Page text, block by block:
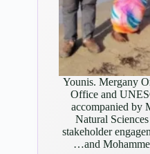
Younis. Mergany
Office and
accompanied by
Natural
stakeholder
and